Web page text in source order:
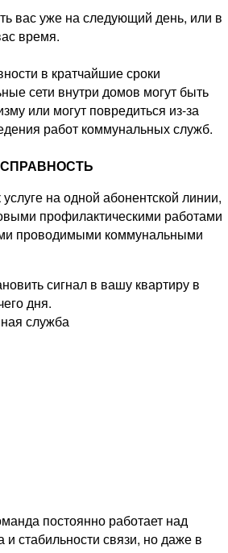
вас уже на следующий день, или в
время.
в кратчайшие сроки
сети внутри домов могут быть
или могут повредиться из-за
работ коммунальных служб.
услуге на одной абонентской линии,
профилактическими работами
проводимыми коммунальными
сигнал в вашу квартиру в
дня.
служба
постоянно работает над
стабильности связи, но даже в